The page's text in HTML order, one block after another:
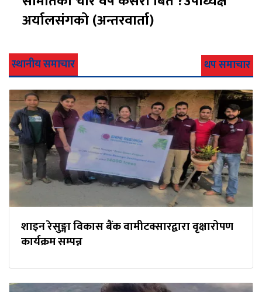
अर्यालसंंगको (अन्तरवार्ता)
स्थानीय समाचार थप समाचार
शाइन रेसुङ्गा विकास बैंक वामीटक्सारद्वारा वृक्षारोपण
कार्यक्रम सम्पन्न